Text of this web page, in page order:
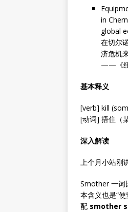
in
global
在切尔
济危机
——《纽
基本释义
[verb] kill
[动词] 捂住（
深入解读
上个月小站刚
Smother 一词
本含义也是“
配 smother